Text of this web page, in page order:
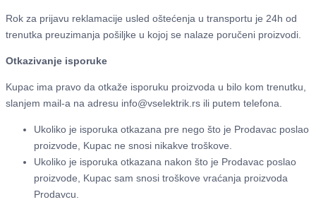
Rok za prijavu reklamacije usled oštećenja u transportu je 24h od
trenutka preuzimanja pošiljke u kojoj se nalaze poručeni proizvodi.
Otkazivanje isporuke
Kupac ima pravo da otkaže isporuku proizvoda u bilo kom trenutku,
slanjem mail-a na adresu info@vselektrik.rs ili putem telefona.
Ukoliko je isporuka otkazana pre nego što je Prodavac poslao
proizvode, Kupac ne snosi nikakve troškove.
Ukoliko je isporuka otkazana nakon što je Prodavac poslao
proizvode, Kupac sam snosi troškove vraćanja proizvoda
Prodavcu.